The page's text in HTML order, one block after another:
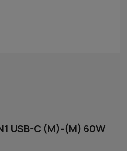
USB-C (M)-(M) 60W